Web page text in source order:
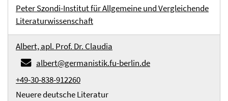
Peter Szondi-Institut für Allgemeine und Vergleichende
Literaturwissenschaft
Albert, apl. Prof. Dr. Claudia
albert@germanistik.fu-berlin.de
+49-30-838-912260
Neuere deutsche Literatur